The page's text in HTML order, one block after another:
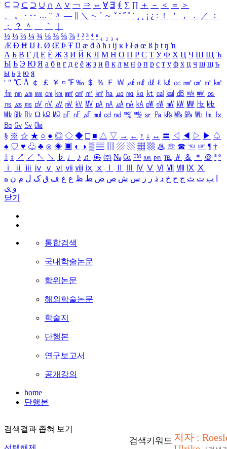
⊆ ⊇ ⊂ ⊃ ∪ ∩ ∧ ∨ ￢ ⇒ ⇔ ∀ ∃ ∮ ∑ ∏ ＋ － ＜ ＝
＞
、
。 · ‥ … ¨ 〃 ― ＼ ∼ ´ ～ ˇ ˘ ˝ ˚ ˙ ¸ ¡ ¿ ː ！ ＇ ， ． ／
：
；
？ ＾ ｀
½ ⅓ ⅔ ¼ ¾ ⅛ ⅜ ⅝ ⅞ ¹ ² ³ ⁴ ⁿ ₁ ₂ ₃ ₄
Æ Ð Ħ Ĳ Ł Ø Œ Þ Ŧ Ŋ æ đ ð ħ ı ĳ ĸ ŀ ł ø œ ß þ ŧ ŋ ŉ
А Б В Г Д Е Ё Ж З И Й К Л М Н О П Р С Т У Ф Х Ц Ч Ш Щ Ъ
Ы Ь Э Ю Я а б в г д е ё ж з и й к л м н о п р с т у ф х ц ч ш щ ъ
ы ь э ю я
′ ″ ℃ Å ￠ ￡ ￥ ¤ ℉ ‰ ＄ ％ Ｆ ￦ ㎕ ㎖ ㎗ ℓ ㎘ ㏄ ㎣ ㎤ ㎥ ㎦
㎙ ㎚ ㎛ ㎜ ㎝ ㎞ ㎟ ㎠ ㎡ ㎢ ㏊ ㎍ ㎎ ㎏ ㏏ ㎈ ㎉ ㏈ ㎧ ㎨ ㎰
㎱ ㎲ ㎳ ㎴ ㎵ ㎶ ㎷ ㎸ ㎹ ㎀ ㎁ ㎂ ㎃ ㎄ ㎺ ㎻ ㎽ ㎾ ㎿ ㎐ ㎑
㎒ ㎓ ㎔ Ω ㏀ ㏁ ㎊ ㎋ ㎌ ㏖ ㏅ ㎭ ㎮ ㎯ ㏛ ㎩ ㎪ ㎫ ㎬ ㏝ ㏐
㏓
㏃ ㏉ ㏜ ㏆
§ ※ ☆ ★ ○ ● ◎ ◇ ◆ □ ■ △ ▽ → ← ↑ ↓ ↔ 〓 ◁ ◀ ▷ ▶ ♤
♠ ♡ ♥ ♧ ♣ ⊙ ◈ ▣ ◐ ◑ ▒ ▤ ▨ ▧ ▦ ▩ ♨ ☏ ☎ ☜ ☞ ¶ †
‡ ↕ ↗ ↙ ↖ ↘ ♭ ♩ ♪ ♬ ㉿ ㈜ № ㏇ ™ ㏂ ㏘ ℡ ＃ ＆ ＊ ＠ ª º
ⅰ
ⅱ ⅲ ⅳ ⅴ ⅵ ⅶ ⅷ ⅸ ⅹ Ⅳ Ⅴ Ⅵ Ⅶ Ⅷ Ⅸ Ⅹ
ب ت ث ج ح خ د ذ ر ز س ش ص ض ط ظ ع غ ف ق ک ل م ن ه
و ی
닫기
통합검색
국내학술논문
학위논문
해외학술논문
학술지
단행본
연구보고서
공개강의
home
단행본
검색결과 좁혀 보기
검색키워드 저자 :